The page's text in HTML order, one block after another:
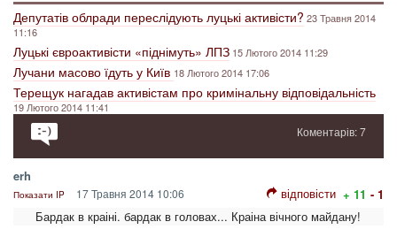
Депутатів облради переслідують луцькі активісти? 23 Травня 2014
11:16
Луцькі євроактивісти «піднімуть» ЛПЗ 15 Лютого 2014 11:29
Лучани масово їдуть у Київ 18 Лютого 2014 17:06
Терещук нагадав активістам про кримінальну відповідальність
19 Лютого 2014 11:41
Коментарів: 7
erh
Показати IP 17 Травня 2014 10:06 відповісти + 11 - 1
Бардак в краіні. бардак в головах... Краіна вічного майдану!